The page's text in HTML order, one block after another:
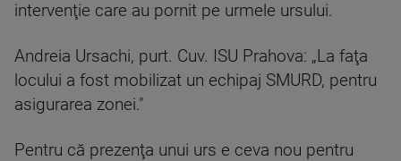
intervenţie care au pornit pe urmele ursului.
Andreia Ursachi, purt. Cuv. ISU Prahova: „La faţa
locului a fost mobilizat un echipaj SMURD, pentru
asigurarea zonei."
Pentru că prezenţa unui urs e ceva nou pentru